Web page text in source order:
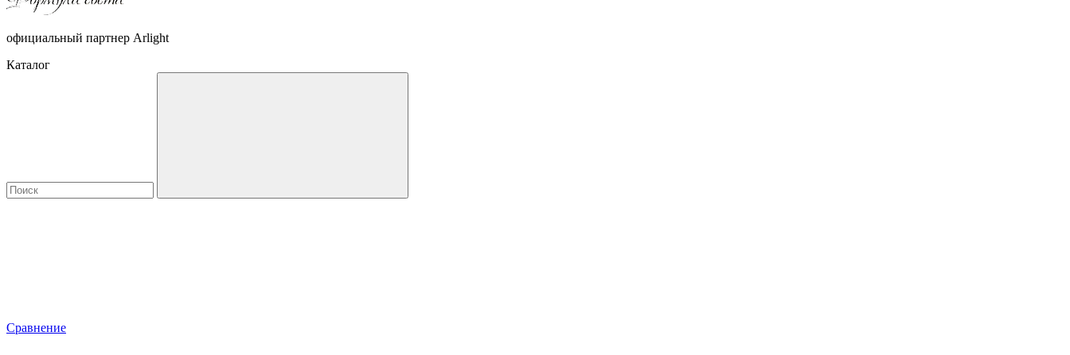
официальный партнер Arlight
Каталог
Сравнение